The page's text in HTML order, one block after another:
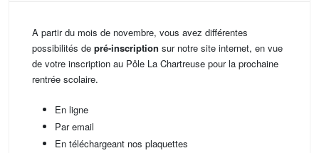
A partir du mois de novembre, vous avez différentes
possibilités de pré-inscription sur notre site internet, en vue
de votre inscription au Pôle La Chartreuse pour la prochaine
rentrée scolaire.
En ligne
Par email
En téléchargeant nos plaquettes